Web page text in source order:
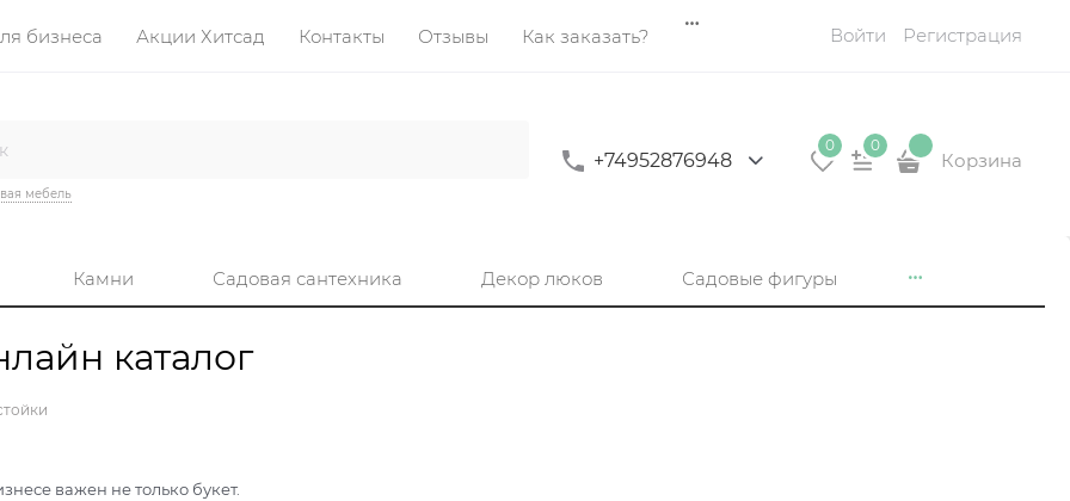
бизнеса Акции Хитсад Контакты Отзывы Как заказать? Войти Регистрация
мебель
+74952876948
0 0
Корзина
Камни Садовая сантехника Декор люков Садовые фигуры
каталог
важен не только букет.